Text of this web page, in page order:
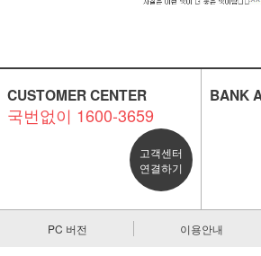
CUSTOMER CENTER
국번없이 1600-3659
고객센터
연결하기
BANK
PC 버전 이용안내